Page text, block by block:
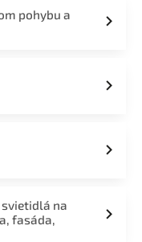
pohybu a
svietidlá na
fasáda,